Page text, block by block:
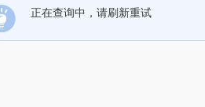
正在查询中，请刷新重试